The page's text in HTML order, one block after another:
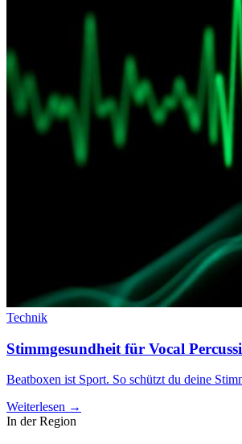
Technik
Stimmgesundheit für Vocal
Beatboxen ist Sport. So schützt du deine
Weiterlesen →
In der Region